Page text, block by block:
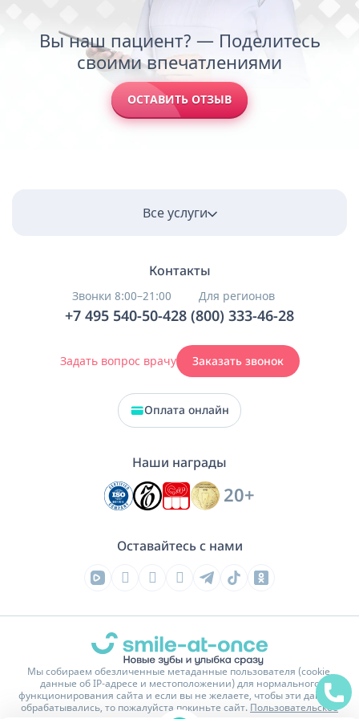
Вы наш пациент? — Поделитесь
своими впечатлениями
ОСТАВИТЬ ОТЗЫВ
Все услуги
Контакты
Звонки 8:00–21:00
+7 495 540-50-42
Для регионов
8 (800) 333-46-28
Задать вопрос врачу Заказать звонок
Оплата онлайн
Наши награды
20+
Оставайтесь с нами
Мы собираем обезличенные метаданные пользователя (cookie,
данные об IP-адресе и местоположении) для нормального
функционирования сайта и если вы не желаете, чтобы эти данные
обрабатывались, то пожалуйста покиньте сайт. Пользовательское